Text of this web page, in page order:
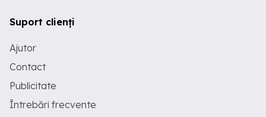
Suport clienți
Ajutor
Contact
Publicitate
Întrebări frecvente